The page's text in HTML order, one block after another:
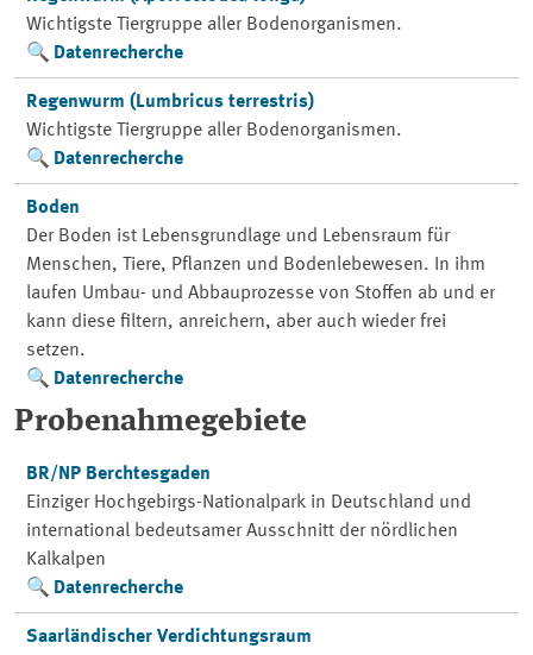
Wichtigste Tiergruppe aller Bodenorganismen.
Datenrecherche
Regenwurm (Lumbricus terrestris)
Wichtigste Tiergruppe aller Bodenorganismen.
Datenrecherche
Boden
Der Boden ist Lebensgrundlage und Lebensraum für
Menschen, Tiere, Pflanzen und Bodenlebewesen. In ihm
laufen Umbau- und Abbauprozesse von Stoffen ab und er
kann diese filtern, anreichern, aber auch wieder frei
setzen.
Datenrecherche
Probenahmegebiete
BR/NP Berchtesgaden
Einziger Hochgebirgs-Nationalpark in Deutschland und
international bedeutsamer Ausschnitt der nördlichen
Kalkalpen
Datenrecherche
Saarländischer Verdichtungsraum